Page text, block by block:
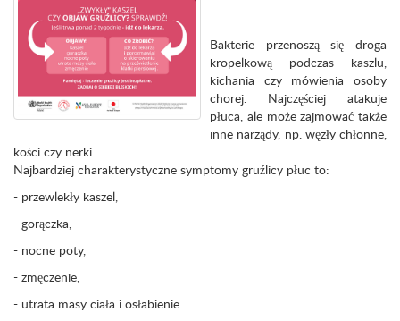
Bakterie przenoszą się droga
kropelkową podczas kaszlu,
kichania czy mówienia osoby
chorej. Najczęściej atakuje
płuca, ale może zajmować także
inne narządy, np. węzły chłonne,
kości czy nerki.
Najbardziej charakterystyczne symptomy gruźlicy płuc to:
- przewlekły kaszel,
- gorączka,
- nocne poty,
- zmęczenie,
- utrata masy ciała i osłabienie.